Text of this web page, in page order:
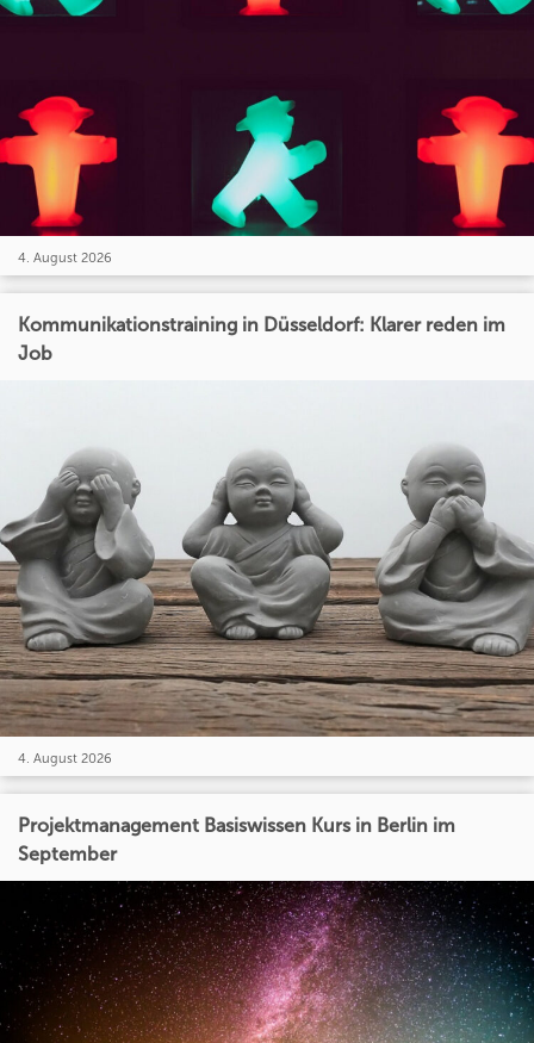
4. August 2026
Kommunikationstraining in Düsseldorf: Klarer reden im
Job
4. August 2026
Projektmanagement Basiswissen Kurs in Berlin im
September